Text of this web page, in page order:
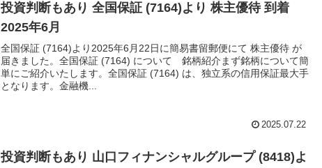
投資判断もあり 全国保証 (7164)より 株主優待 到着
2025年6月
全国保証 (7164)より2025年6月22日に簡易書留郵便にて 株主優待 が
届きました。全国保証 (7164) について 銘柄紹介まず銘柄について簡
単にご紹介いたします。全国保証 (7164) は、独立系の信用保証最大手
となります。金融機...
2025.07.22
投資判断もあり 山口フィナンシャルグループ (8418)よ